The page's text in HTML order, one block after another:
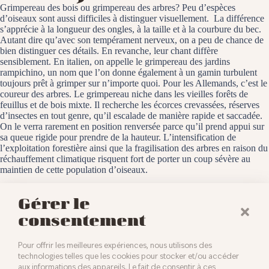
Gérer le
consentement
Pour offrir les meilleures expériences, nous utilisons des
technologies telles que les cookies pour stocker et/ou accéder
Grimpereau des bois ou grimpereau des arbres? Peu d’espèces
d’oiseaux sont aussi difficiles à distinguer visuellement. La différence
s’apprécie à la longueur des ongles, à la taille et à la courbure du bec.
Autant dire qu’avec son tempérament nerveux, on a peu de chance de
bien distinguer ces détails. En revanche, leur chant diffère
sensiblement. En italien, on appelle le grimpereau des jardins
rampichino, un nom que l’on donne également à un gamin turbulent
toujours prêt à grimper sur n’importe quoi. Pour les Allemands, c’est le
coureur des arbres. Le grimpereau niche dans les vieilles forêts de
feuillus et de bois mixte. Il recherche les écorces crevassées, réserves
d’insectes en tout genre, qu’il escalade de manière rapide et saccadée.
On le verra rarement en position renversée parce qu’il prend appui sur
sa queue rigide pour prendre de la hauteur. L’intensification de
l’exploitation forestière ainsi que la fragilisation des arbres en raison du
réchauffement climatique risquent fort de porter un coup sévère au
maintien de cette population d’oiseaux.